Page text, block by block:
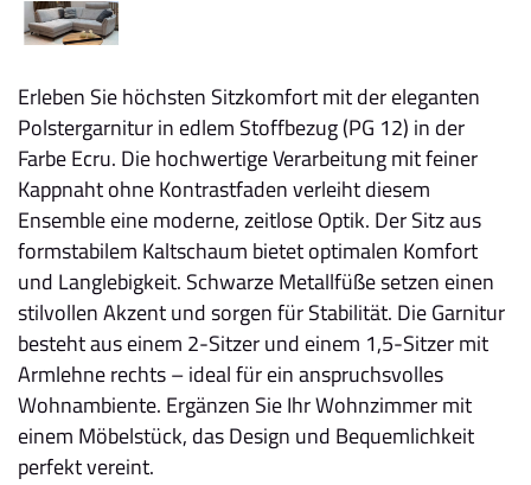
Erleben Sie höchsten Sitzkomfort mit der eleganten
Polstergarnitur in edlem Stoffbezug (PG 12) in der
Farbe Ecru. Die hochwertige Verarbeitung mit feiner
Kappnaht ohne Kontrastfaden verleiht diesem
Ensemble eine moderne, zeitlose Optik. Der Sitz aus
formstabilem Kaltschaum bietet optimalen Komfort
und Langlebigkeit. Schwarze Metallfüße setzen einen
stilvollen Akzent und sorgen für Stabilität. Die Garnitur
besteht aus einem 2-Sitzer und einem 1,5-Sitzer mit
Armlehne rechts – ideal für ein anspruchsvolles
Wohnambiente. Ergänzen Sie Ihr Wohnzimmer mit
einem Möbelstück, das Design und Bequemlichkeit
perfekt vereint.